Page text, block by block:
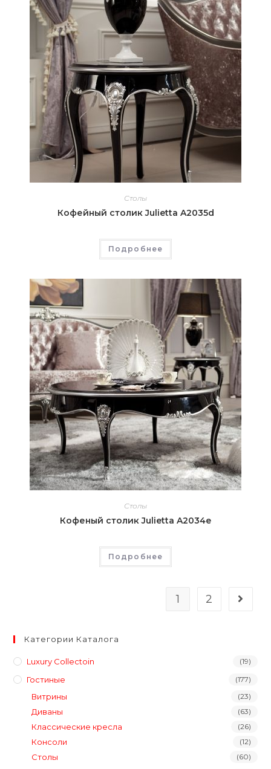
Столы
Кофейный столик Julietta A2035d
Подробнее
Столы
Кофеный столик Julietta A2034e
Подробнее
1 2
Категории Каталога
Luxury Collectoin (19)
Гостиные (177)
Витрины (23)
Диваны (63)
Классические кресла (26)
Консоли (12)
Столы (60)